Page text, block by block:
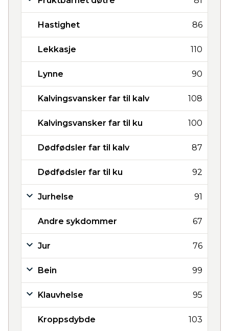
Hastighet 86
Lekkasje 110
Lynne 90
Kalvingsvansker far til kalv 108
Kalvingsvansker far til ku 100
Dødfødsler far til kalv 87
Dødfødsler far til ku 92
Jurhelse 91
Andre sykdommer 67
Jur 76
Bein 99
Klauvhelse 95
Kroppsdybde 103